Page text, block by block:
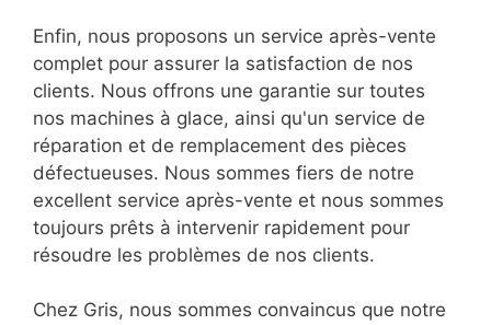
Enfin, nous proposons un service après-vente
complet pour assurer la satisfaction de nos
clients. Nous offrons une garantie sur toutes
nos machines à glace, ainsi qu'un service de
réparation et de remplacement des pièces
défectueuses. Nous sommes fiers de notre
excellent service après-vente et nous sommes
toujours prêts à intervenir rapidement pour
résoudre les problèmes de nos clients.
Chez Gris, nous sommes convaincus que notre